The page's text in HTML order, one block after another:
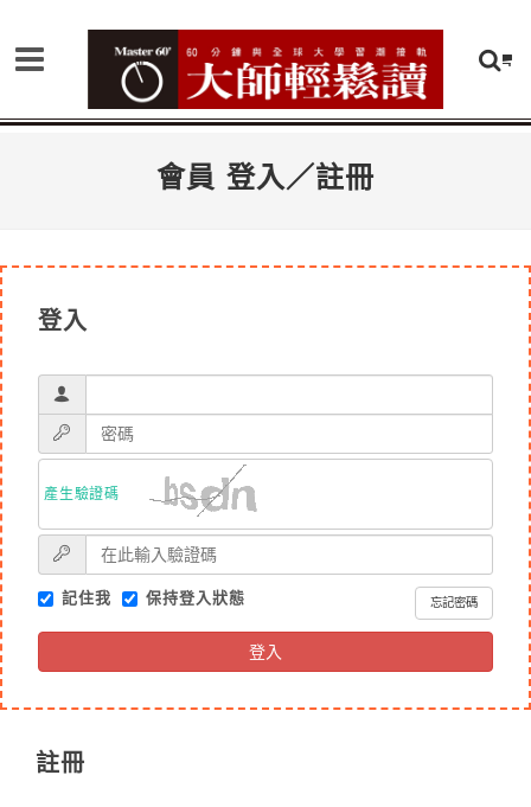
會員 登入／註冊
登入
產生驗證碼
記住我 保持登入狀態 忘記密碼
登入
註冊